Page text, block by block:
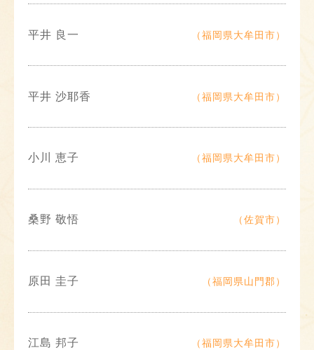
平井 良一 （福岡県大牟田市）
平井 沙耶香 （福岡県大牟田市）
小川 恵子 （福岡県大牟田市）
桑野 敬悟 （佐賀市）
原田 圭子 （福岡県山門郡）
江島 邦子 （福岡県大牟田市）